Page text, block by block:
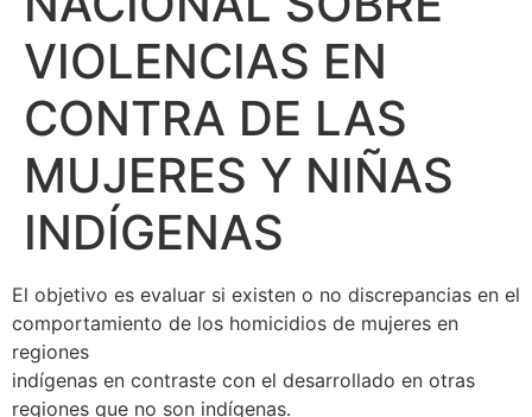
VIOLENCIAS EN
CONTRA DE LAS
MUJERES Y NIÑAS
INDÍGENAS
El objetivo es evaluar si existen o no discrepancias en el
comportamiento de los homicidios de mujeres en
regiones
indígenas en contraste con el desarrollado en otras
regiones que no son indígenas.